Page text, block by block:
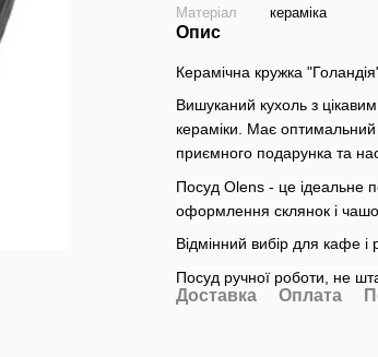
Матеріал
кераміка
Опис
Керамічна кружка
Вишуканий кухоль з
кераміки. Має
приємного подарунка та
Посуд Olens - це ідеальне
оформлення склянок і
Відмінний вибір для кафе і
Посуд ручної роботи, не
Доставка Оплата